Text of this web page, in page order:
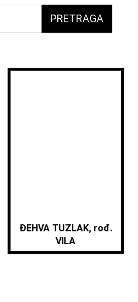
PRETRAGA
ĐEHVA TUZLAK, rođ.
VILA